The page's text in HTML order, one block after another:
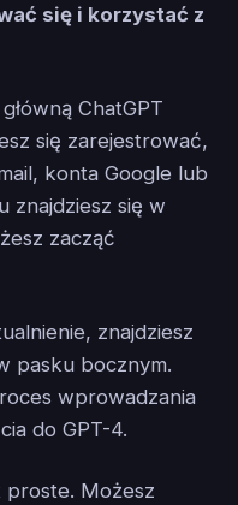
się i korzystać z
ChatGPT
się zarejestrować,
konta Google lub
znajdziesz się w
zacząć
znajdziesz
pasku bocznym.
wprowadzania
do GPT-4.
proste. Możesz